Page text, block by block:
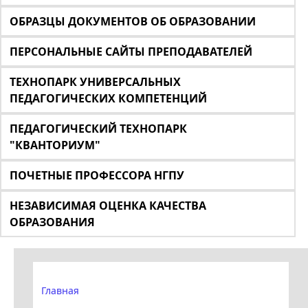
ОБРАЗЦЫ ДОКУМЕНТОВ ОБ ОБРАЗОВАНИИ
ПЕРСОНАЛЬНЫЕ САЙТЫ ПРЕПОДАВАТЕЛЕЙ
ТЕХНОПАРК УНИВЕРСАЛЬНЫХ
ПЕДАГОГИЧЕСКИХ КОМПЕТЕНЦИЙ
ПЕДАГОГИЧЕСКИЙ ТЕХНОПАРК
"КВАНТОРИУМ"
ПОЧЕТНЫЕ ПРОФЕССОРА НГПУ
НЕЗАВИСИМАЯ ОЦЕНКА КАЧЕСТВА
ОБРАЗОВАНИЯ
Главная